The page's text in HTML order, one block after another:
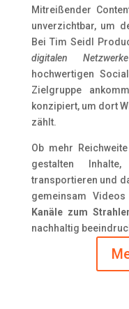
Mitreißender
unverzichtbar, um
Bei Tim Seidl
digitalen Netzwerke
hochwertigen
Zielgruppe
konzipiert, um dort
zählt.
Ob mehr
gestalten
transportieren und
gemeinsam
Kanäle zum
nachhaltig